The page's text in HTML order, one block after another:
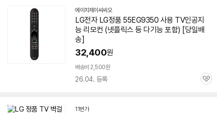
에이치제이씨씨오네
이
버
LG전자 LG정품 55EG9350 사용 TV인공지
능 리모컨 (넷플릭스 등 다기능 포함) [당일배
송]
32,400원
배송비 2,500원
26.04. 등록
관
11번가